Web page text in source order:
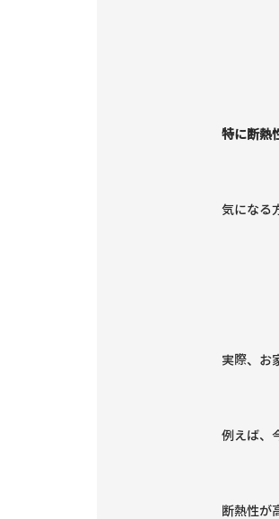
特に断熱
気になる
実際、お
例えば、
断熱性が